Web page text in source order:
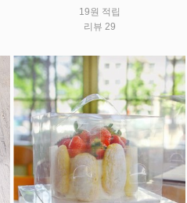
19원 적립
리뷰 29